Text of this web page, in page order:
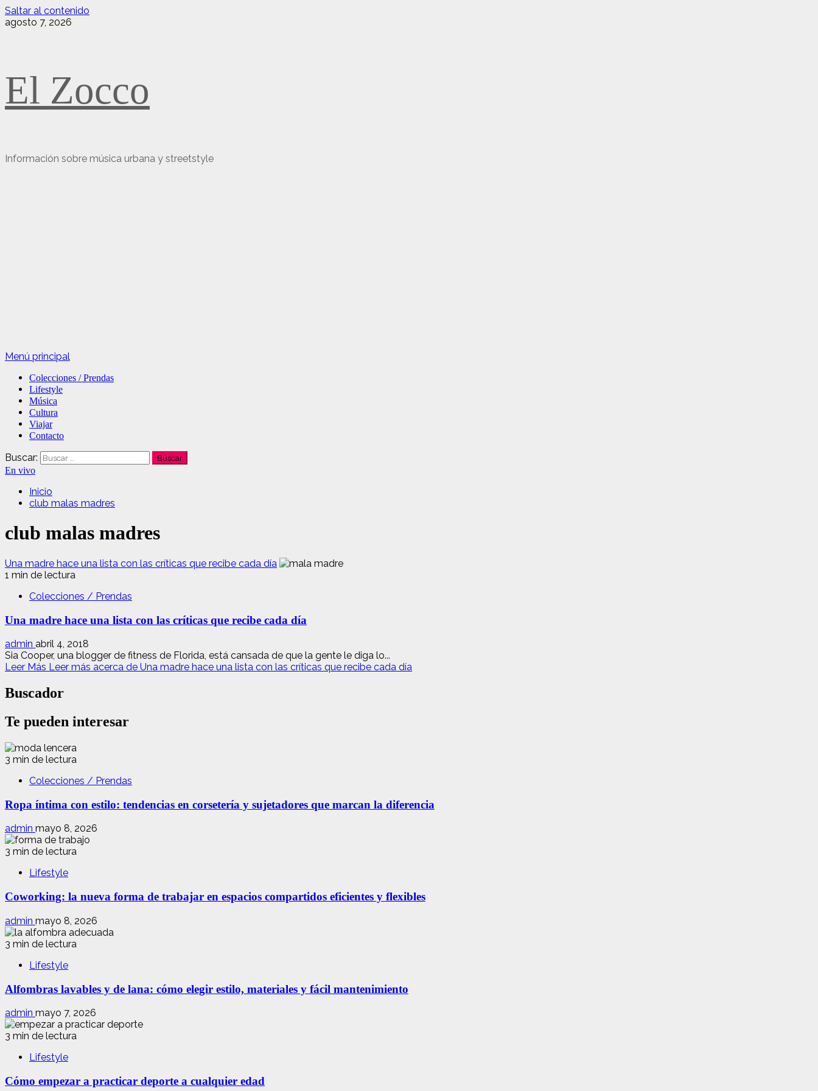
Saltar al contenido
agosto 7, 2026
El Zocco
Información sobre música urbana y streetstyle
Menú principal
Colecciones / Prendas
Lifestyle
Música
Cultura
Viajar
Contacto
Buscar:
En vivo
Inicio
club malas madres
club malas madres
Una madre hace una lista con las críticas que recibe cada día
1 min de lectura
Colecciones / Prendas
Una madre hace una lista con las críticas que recibe cada día
admin abril 4, 2018
Sia Cooper, una blogger de fitness de Florida, está cansada de que la gente le diga lo...
Leer Más Leer más acerca de Una madre hace una lista con las críticas que recibe cada día
Buscador
Te pueden interesar
3 min de lectura
Colecciones / Prendas
Ropa íntima con estilo: tendencias en corsetería y sujetadores que marcan la diferencia
admin mayo 8, 2026
3 min de lectura
Lifestyle
Coworking: la nueva forma de trabajar en espacios compartidos eficientes y flexibles
admin mayo 8, 2026
3 min de lectura
Lifestyle
Alfombras lavables y de lana: cómo elegir estilo, materiales y fácil mantenimiento
admin mayo 7, 2026
3 min de lectura
Lifestyle
Cómo empezar a practicar deporte a cualquier edad